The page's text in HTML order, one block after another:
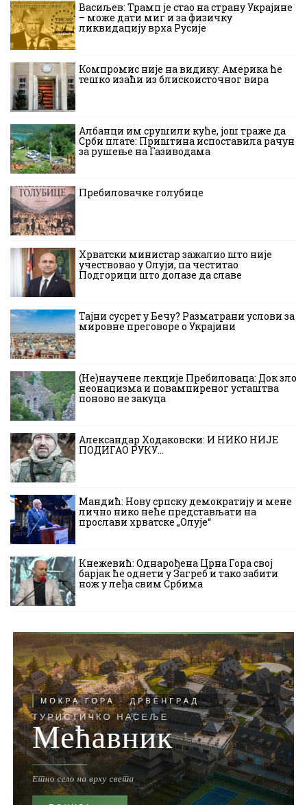
Васиљев: Трамп је стао на страну Украјине
– може дати миг и за физичку
ликвидацију врха Русије
Компромис није на видику: Америка ће
тешко изаћи из блискоисточног вира
Албанци им срушили куће, још траже да
Срби плате: Приштина испоставила рачун
за рушење на Газиводама
Пребиловачке голубице
Хрватски министар зажалио што није
учествовао у Олуји, па честитао
Подгорици што долазе да славе
Тајни сусрет у Бечу? Разматрани услови за
мировне преговоре о Украјини
(Не)научене лекције Пребиловаца: Док зло
неонацизма и повампиреног усташтва
поново не закуца
Александар Ходаковски: И НИКО НИЈЕ
ПОДИГАО РУКУ…
Мандић: Нову српску демократију и мене
лично нико неће представљати на
прослави хрватске „Олује“
Кнежевић: Однарођена Црна Гора свој
барјак ће однети у Загреб и тако забити
нож у леђа свим Србима